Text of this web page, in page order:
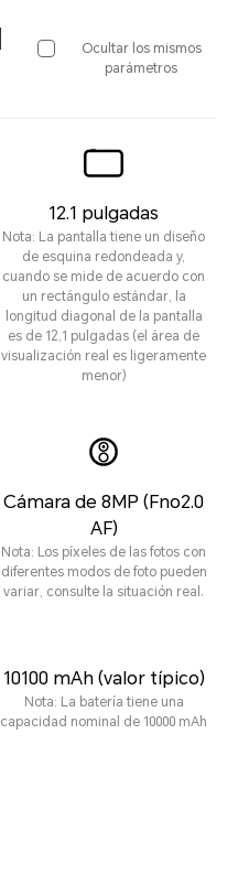
Ocultar los mismos
parámetros
12.1 pulgadas
Nota: La pantalla tiene un diseño
de esquina redondeada y,
cuando se mide de acuerdo con
un rectángulo estándar, la
longitud diagonal de la pantalla
es de 12,1 pulgadas (el área de
visualización real es ligeramente
menor)
Cámara de 8MP (Fno2.0
AF)
Nota: Los píxeles de las fotos con
diferentes modos de foto pueden
variar, consulte la situación real.
10100 mAh (valor típico)
Nota: La batería tiene una
capacidad nominal de 10000 mAh